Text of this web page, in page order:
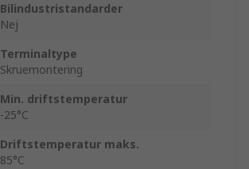
Bilindustristandarder
Nej
Terminaltype
Skruemontering
Min. driftstemperatur
-25°C
Driftstemperatur maks.
85°C